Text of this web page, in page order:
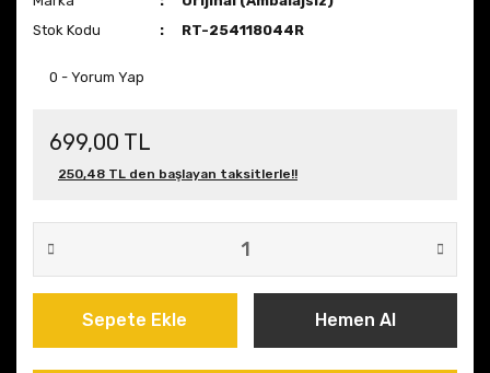
Stok Kodu
RT-254118044R
0 - Yorum Yap
699,00 TL
250,48 TL den başlayan taksitlerle!!
Sepete Ekle Hemen Al